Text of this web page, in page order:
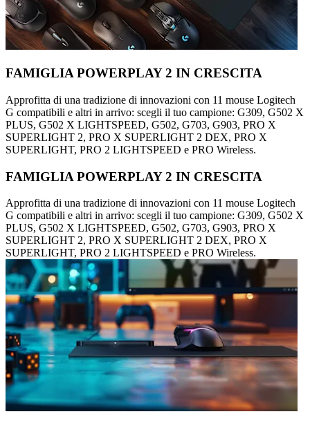
FAMIGLIA POWERPLAY 2 IN CRESCITA
Approfitta di una tradizione di innovazioni con 11 mouse Logitech
G compatibili e altri in arrivo: scegli il tuo campione: G309, G502 X
PLUS, G502 X LIGHTSPEED, G502, G703, G903, PRO X
SUPERLIGHT 2, PRO X SUPERLIGHT 2 DEX, PRO X
SUPERLIGHT, PRO 2 LIGHTSPEED e PRO Wireless.
FAMIGLIA POWERPLAY 2 IN CRESCITA
Approfitta di una tradizione di innovazioni con 11 mouse Logitech
G compatibili e altri in arrivo: scegli il tuo campione: G309, G502 X
PLUS, G502 X LIGHTSPEED, G502, G703, G903, PRO X
SUPERLIGHT 2, PRO X SUPERLIGHT 2 DEX, PRO X
SUPERLIGHT, PRO 2 LIGHTSPEED e PRO Wireless.